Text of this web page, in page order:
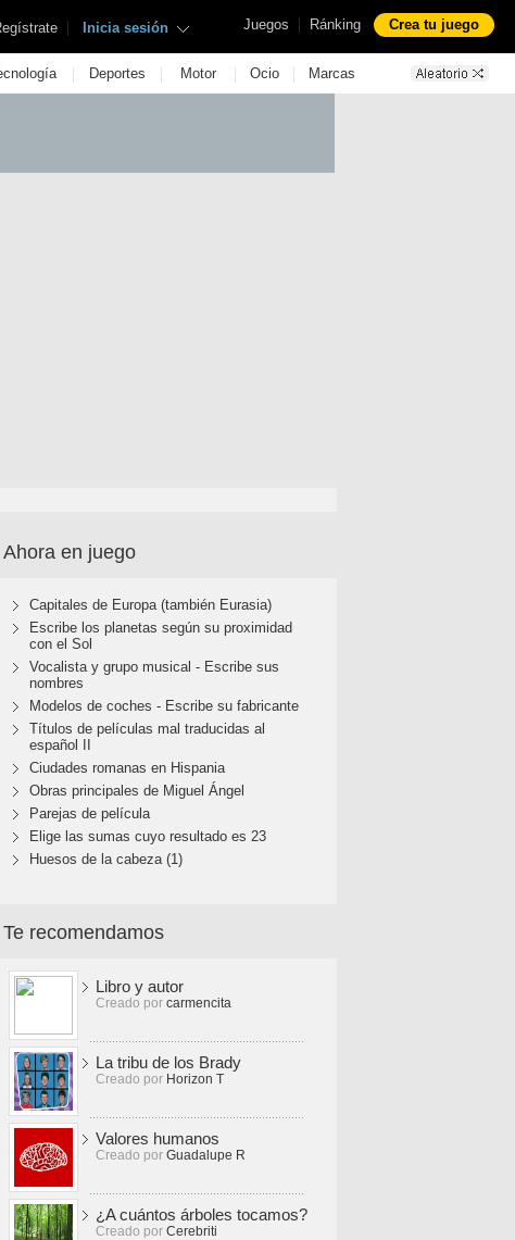
Juegos | Ránking Crea tu juego
| Inicia sesión
| Deportes | Motor | Ocio | Marcas
Ahora en juego
Capitales de Europa (también Eurasia)
Escribe los planetas según su proximidad
con el Sol
Vocalista y grupo musical - Escribe sus
nombres
Modelos de coches - Escribe su fabricante
Títulos de películas mal traducidas al
español II
Ciudades romanas en Hispania
Obras principales de Miguel Ángel
Parejas de película
Elige las sumas cuyo resultado es 23
Huesos de la cabeza (1)
Te recomendamos
Libro y autor
Creado por carmencita
La tribu de los Brady
Creado por Horizon T
Valores humanos
Creado por Guadalupe R
¿A cuántos árboles tocamos?
Creado por Cerebriti